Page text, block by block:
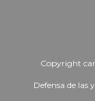
Copyright
Defensa de las